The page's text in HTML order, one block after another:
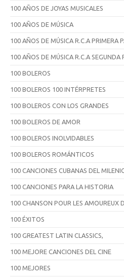
100 AÑOS DE JOYAS MUSICALES
100 AÑOS DE MÚSICA
100 AÑOS DE MÚSICA R.C.A PRIMERA
100 AÑOS DE MÚSICA R.C.A SEGUNDA
100 BOLEROS
100 BOLEROS 100 INTÉRPRETES
100 BOLEROS CON LOS GRANDES
100 BOLEROS DE AMOR
100 BOLEROS INOLVIDABLES
100 BOLEROS ROMÁNTICOS
100 CANCIONES CUBANAS DEL
100 CANCIONES PARA LA HISTORIA
100 CHANSON POUR LES AMOUREUX
100 ÉXITOS
100 GREATEST LATIN CLASSICS,
100 MEJORE CANCIONES DEL CINE
100 MEJORES